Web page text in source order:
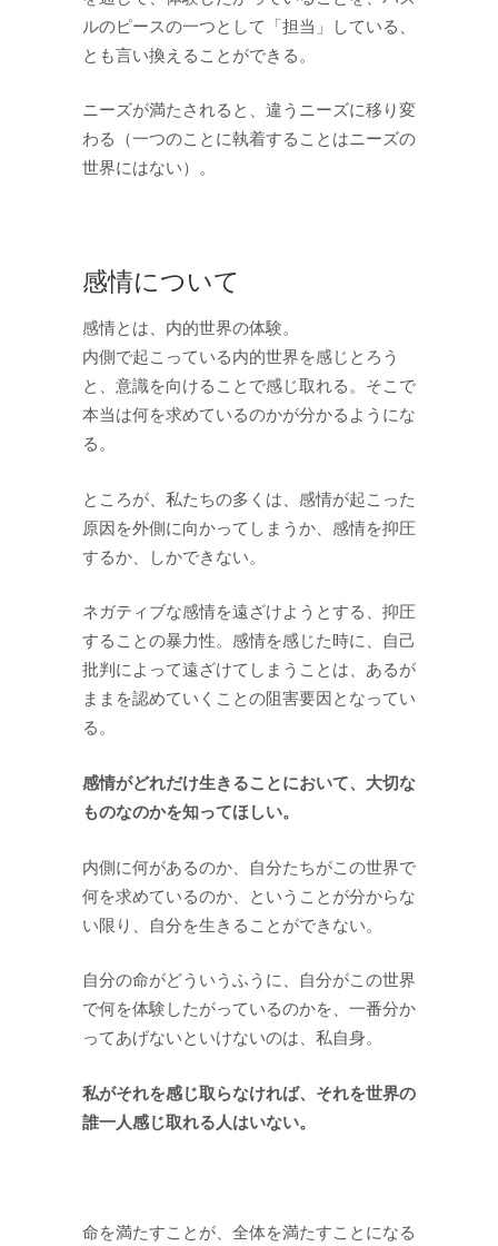
ルのピースの一つとして「担当」している、
とも言い換えることができる。
ニーズが満たされると、違うニーズに移り変
わる（一つのことに執着することはニーズの
世界にはない）。
感情について
感情とは、内的世界の体験。
内側で起こっている内的世界を感じとろう
と、意識を向けることで感じ取れる。そこで
本当は何を求めているのかが分かるようにな
る。
ところが、私たちの多くは、感情が起こった
原因を外側に向かってしまうか、感情を抑圧
するか、しかできない。
ネガティブな感情を遠ざけようとする、抑圧
することの暴力性。感情を感じた時に、自己
批判によって遠ざけてしまうことは、あるが
ままを認めていくことの阻害要因となってい
る。
感情がどれだけ生きることにおいて、大切な
ものなのかを知ってほしい。
内側に何があるのか、自分たちがこの世界で
何を求めているのか、ということが分からな
い限り、自分を生きることができない。
自分の命がどういうふうに、自分がこの世界
で何を体験したがっているのかを、一番分か
ってあげないといけないのは、私自身。
私がそれを感じ取らなければ、それを世界の
誰一人感じ取れる人はいない。
命を満たすことが、全体を満たすことになる